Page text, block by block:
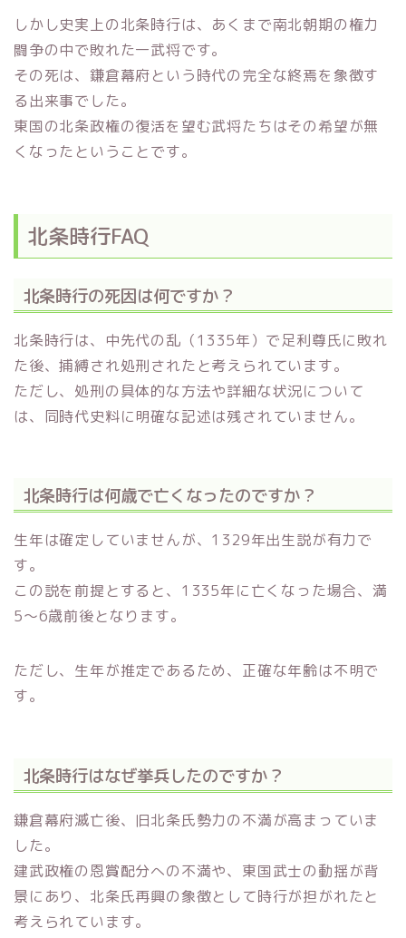
しかし史実上の北条時行は、あくまで南北朝期の権力
闘争の中で敗れた一武将です。
その死は、鎌倉幕府という時代の完全な終焉を象徴す
る出来事でした。
東国の北条政権の復活を望む武将たちはその希望が無
くなったということです。
北条時行FAQ
北条時行の死因は何ですか？
北条時行は、中先代の乱（1335年）で足利尊氏に敗れ
た後、捕縛され処刑されたと考えられています。
ただし、処刑の具体的な方法や詳細な状況について
は、同時代史料に明確な記述は残されていません。
北条時行は何歳で亡くなったのですか？
生年は確定していませんが、1329年出生説が有力で
す。
この説を前提とすると、1335年に亡くなった場合、満
5〜6歳前後となります。
ただし、生年が推定であるため、正確な年齢は不明で
す。
北条時行はなぜ挙兵したのですか？
鎌倉幕府滅亡後、旧北条氏勢力の不満が高まっていま
した。
建武政権の恩賞配分への不満や、東国武士の動揺が背
景にあり、北条氏再興の象徴として時行が担がれたと
考えられています。